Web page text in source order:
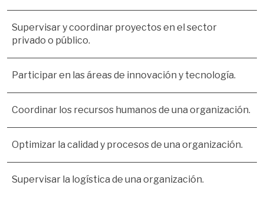
Supervisar y coordinar proyectos en el sector
privado o público.
Participar en las áreas de innovación y tecnología.
Coordinar los recursos humanos de una organización.
Optimizar la calidad y procesos de una organización.
Supervisar la logística de una organización.